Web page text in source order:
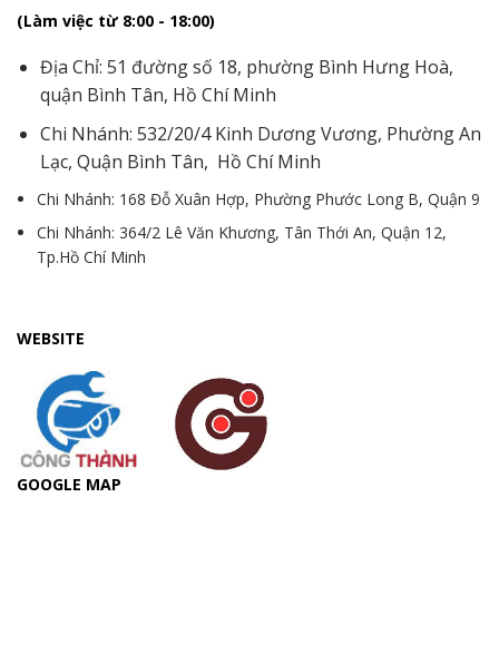
(Làm việc từ 8:00 - 18:00)
Địa Chỉ: 51 đường số 18, phường Bình Hưng Hoà,
quận Bình Tân, Hồ Chí Minh
Chi Nhánh: 532/20/4 Kinh Dương Vương, Phường An
Lạc, Quận Bình Tân, Hồ Chí Minh
Chi Nhánh: 168 Đỗ Xuân Hợp, Phường Phước Long B, Quận 9
Chi Nhánh: 364/2 Lê Văn Khương, Tân Thới An, Quận 12,
Tp.Hồ Chí Minh
WEBSITE
GOOGLE MAP